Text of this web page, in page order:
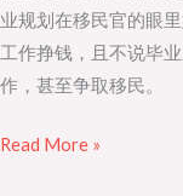
业规划在移民官的眼
工作挣钱，且不说毕
作，甚至争取移民。
Read More »